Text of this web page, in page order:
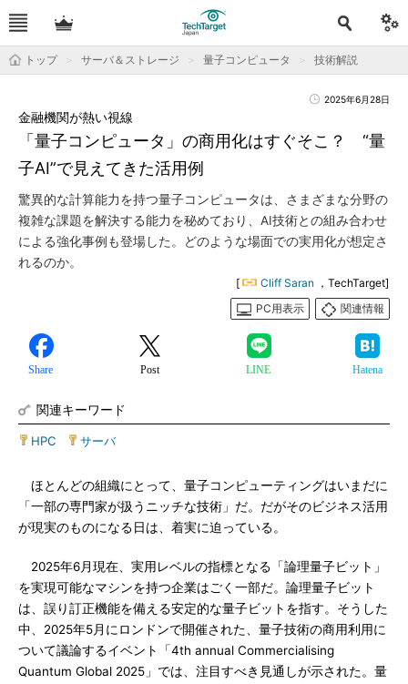
トップ サーバ＆ストレージ 量子コンピュータ 技術解説
2025年6月28日
「量子コンピュータ」の商用化はすぐそこ？ “量
子AI”で見えてきた活用例
金融機関が熱い視線
驚異的な計算能力を持つ量子コンピュータは、さまざまな分野の
複雑な課題を解決する能力を秘めており、AI技術との組み合わせ
による強化事例も登場した。どのような場面での実用化が想定さ
れるのか。
[ Cliff Saran ，TechTarget]
PC用表示
関連情報
Share Post LINE Hatena
関連キーワード
HPC サーバ
ほとんどの組織にとって、量子コンピューティングはいまだに
「一部の専門家が扱うニッチな技術」だ。だがそのビジネス活用
が現実のものになる日は、着実に迫っている。
2025年6月現在、実用レベルの指標となる「論理量子ビット」
を実現可能なマシンを持つ企業はごく一部だ。論理量子ビット
は、誤り訂正機能を備える安定的な量子ビットを指す。そうした
中、2025年5月にロンドンで開催された、量子技術の商用利用に
ついて議論するイベント「4th annual Commercialising
Quantum Global 2025」では、注目すべき見通しが示された。量